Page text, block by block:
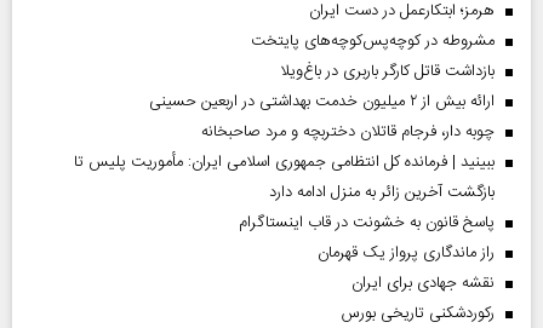
هرمز؛ ابتکارعمل در دست ایران
مشروطه در کوچه‌پس‌کوچه‌های پایتخت
بازداشت قاتل کارگر باربری در باغ‌ویلا
ارائه بیش از ۲ میلیون خدمت بهداشتی در اربعین حسینی
چوبه دار، فرجام قاتلان دختربچه و مرد صاحبخانه
ببینید | فرمانده کل انتظامی جمهوری اسلامی ایران­: مأموریت پلیس تا
بازگشت آخرین زائر به منزل ادامه دارد
پاسخ قانون به خشونت در قاب اینستاگرام
راز ماندگاری پرواز یک قهرمان
نقشه جهادی برای ایران
رکوردشکنی تاریخی بورس